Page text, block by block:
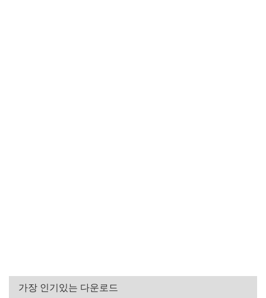
가장 인기있는 다운로드